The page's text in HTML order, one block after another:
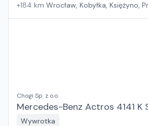
+184 km Wrocław, Kobyłka, Księżyno,
Chogi Sp. z o.o.
Mercedes-Benz Actros 4141 K
Wywrotka